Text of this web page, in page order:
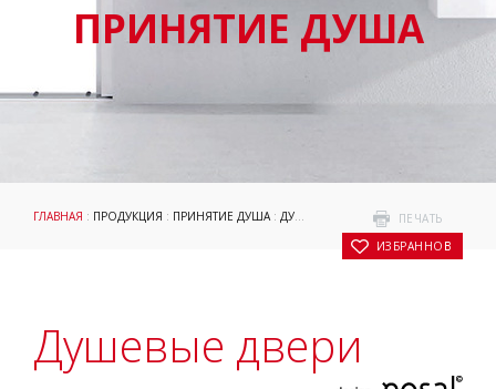
ПРИНЯТИЕ ДУША
ПЕЧАТЬ
В ИЗБРАННОЕ
ГЛАВНАЯ : ПРОДУКЦИЯ : ПРИНЯТИЕ ДУША: ДУШЕВЫЕ УГОЛКИ И ДВЕРИ :
Душевые двери